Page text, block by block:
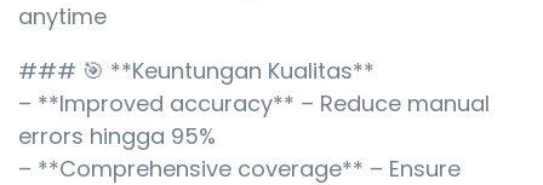
anytime
### 🎯 **Keuntungan Kualitas**
– **Improved accuracy** – Reduce manual
errors hingga 95%
– **Comprehensive coverage** – Ensure